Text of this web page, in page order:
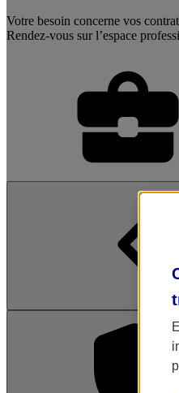
Votre besoin concerne vos
Rendez-vous sur l’espace